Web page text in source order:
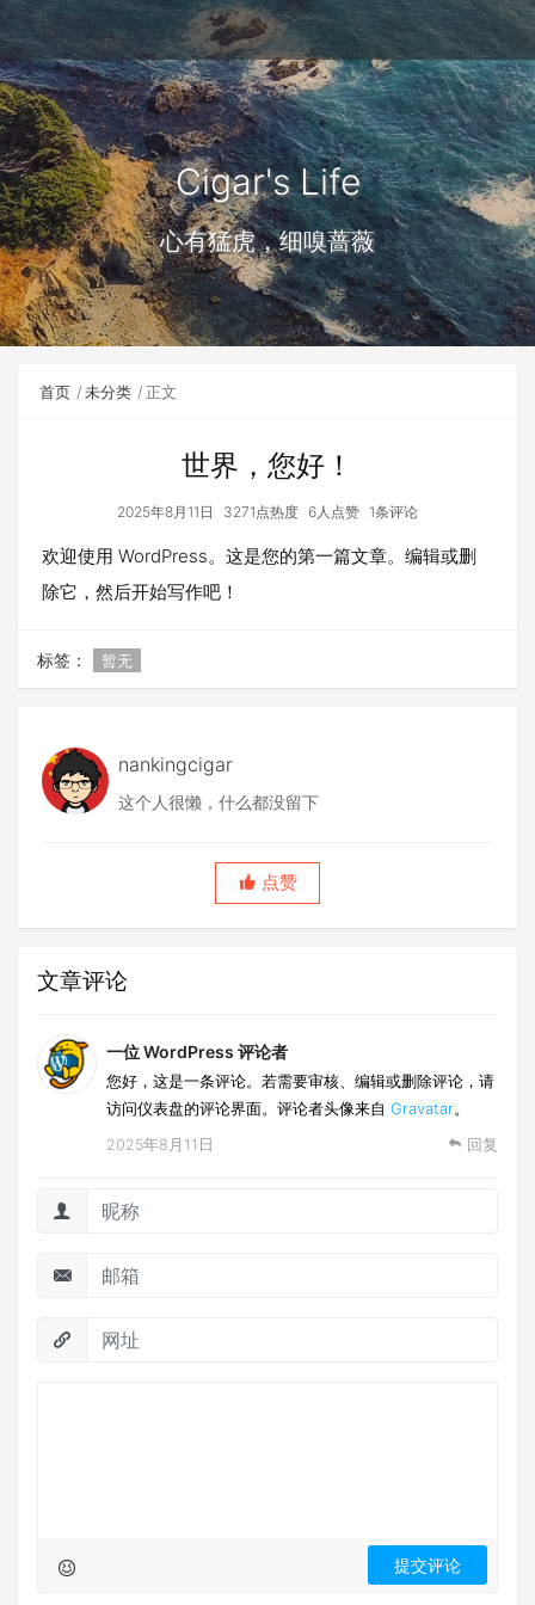
Cigar's Life
心有猛虎，细嗅蔷薇
首页 未分类 正文
世界，您好！
2025年8月11日 3271点热度 6人点赞 1条评论
欢迎使用 WordPress。这是您的第一篇文章。编辑或删
除它，然后开始写作吧！
标签： 暂无
nankingcigar
这个人很懒，什么都没留下
点赞
文章评论
一位 WordPress 评论者
您好，这是一条评论。若需要审核、编辑或删除评论，请
访问仪表盘的评论界面。评论者头像来自 Gravatar。
2025年8月11日 回复